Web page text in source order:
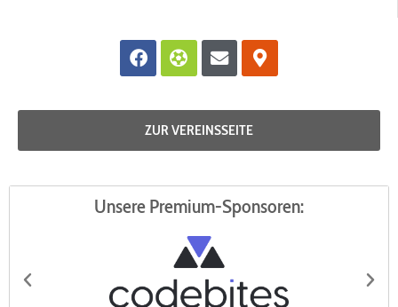
Facebook
FutbolEnvelope
Map-
marker-
alt
ZUR VEREINSSEITE
Unsere Premium-Sponsoren: